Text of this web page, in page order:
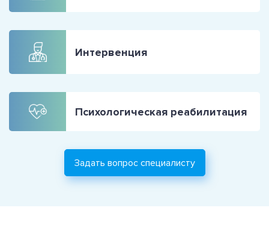
Интервенция
Психологическая реабилитация
Задать вопрос специалисту